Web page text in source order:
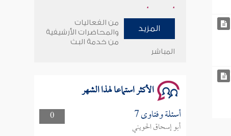
وأمنهم من خوف 9
سلسلة محاضرات نفحات رمضانية
المزيد
من الفعاليات
والمحاضرات الأرشيفية
من خدمة البث
المباشر
الأكثر استماعا لهذا الشهر
0 أسئلة وفتاوى 7
أبو إسحاق الحويني